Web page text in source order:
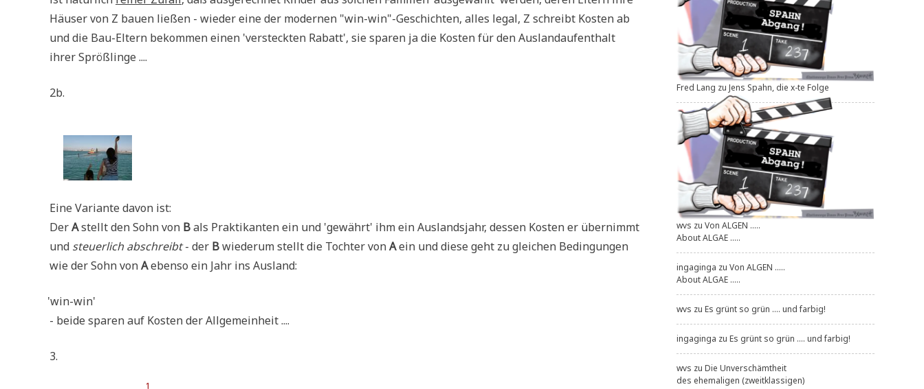
Häu­ser von Z bau­en lie­ßen - wie­der eine der moder­nen "win-win"-Geschichten, alles legal, Z schreibt Kosten ab
und die Bau-Eltern bekom­men einen 'ver­steck­ten Rabatt', sie spa­ren ja die Kosten für den Aus­land­auf­ent­halt
ihrer Sprößlinge ....
2b.
Eine Vari­an­te davon ist:
DerAstellt den Sohn von Bals Prak­ti­kan­ten ein und 'gewährt' ihm ein Aus­lands­jahr, des­sen Kosten er über­nimmt
und steu­er­lich abschreibt- der Bwie­der­um stellt die Toch­ter vonAein und die­se geht zu glei­chen Bedin­gun­gen
wie der Sohn vonAeben­so ein Jahr ins Ausland:
'win-win'
- bei­de spa­ren auf Kosten der Allgemeinheit ....
3.
1
Fred Lang zu Jens Spahn, die x-te Folge
wvs zu Von ALGEN .....
About ALGAE .....
ingaginga zu Von ALGEN .....
About ALGAE .....
wvs zu Es grünt so grün .... und farbig!
ingaginga zu Es grünt so grün .... und farbig!
wvs zu Die Unverschämtheit
des ehemaligen (zweitklassigen)